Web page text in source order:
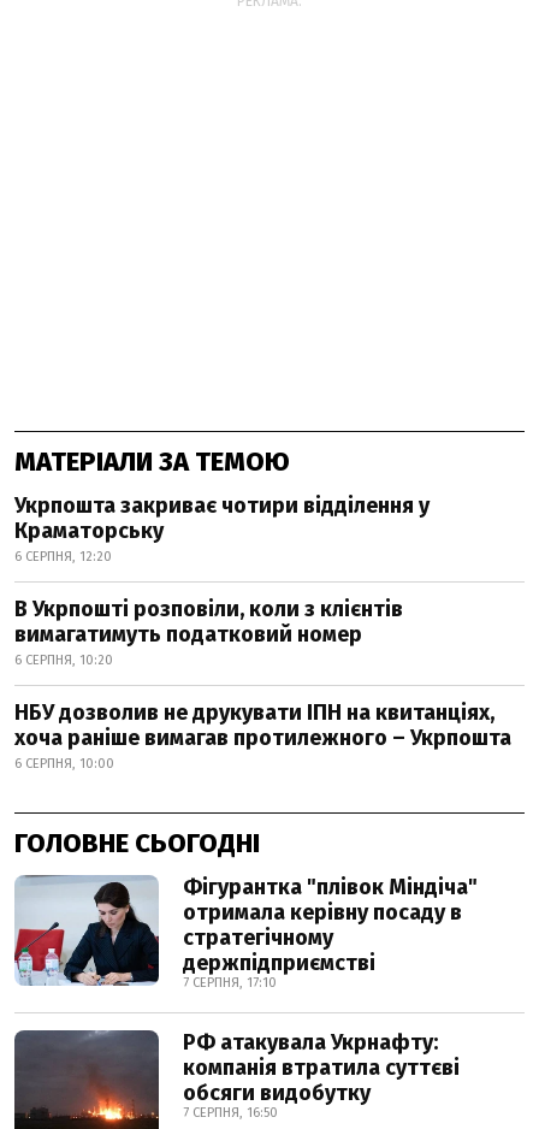
МАТЕРІАЛИ ЗА ТЕМОЮ
Укрпошта закриває чотири відділення у
Краматорську
6 СЕРПНЯ, 12:20
В Укрпошті розповіли, коли з клієнтів
вимагатимуть податковий номер
6 СЕРПНЯ, 10:20
НБУ дозволив не друкувати ІПН на квитанціях,
хоча раніше вимагав протилежного – Укрпошта
6 СЕРПНЯ, 10:00
ГОЛОВНЕ СЬОГОДНІ
Фігурантка "плівок Міндіча"
отримала керівну посаду в
стратегічному
держпідприємстві
7 СЕРПНЯ, 17:10
РФ атакувала Укрнафту:
компанія втратила суттєві
обсяги видобутку
7 СЕРПНЯ, 16:50